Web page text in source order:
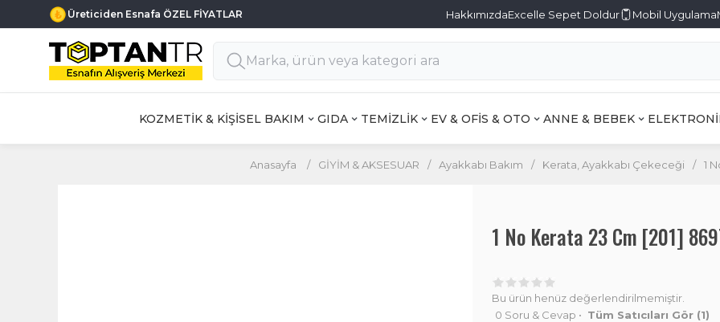
Haftanın 7 Günü MÜŞTERİ DESTEK HakkımızdaExcelle Sepet Doldur Mobil Uygulama
KOZMETİK & KİŞİSEL BAKIM GIDA TEMİZLİK EV & OFİS & OTO ANNE & BEBEK
Anasayfa / GİYİM & AKSESUAR / Ayakkabı Bakım / Kerata, Ayakkabı Çekeceği / 1
1 No Kerata 23 Cm [201]
Bu ürün henüz değerlendirilmemiştir.
0 Soru & Cevap • Tüm Satıcıları Gör (1)